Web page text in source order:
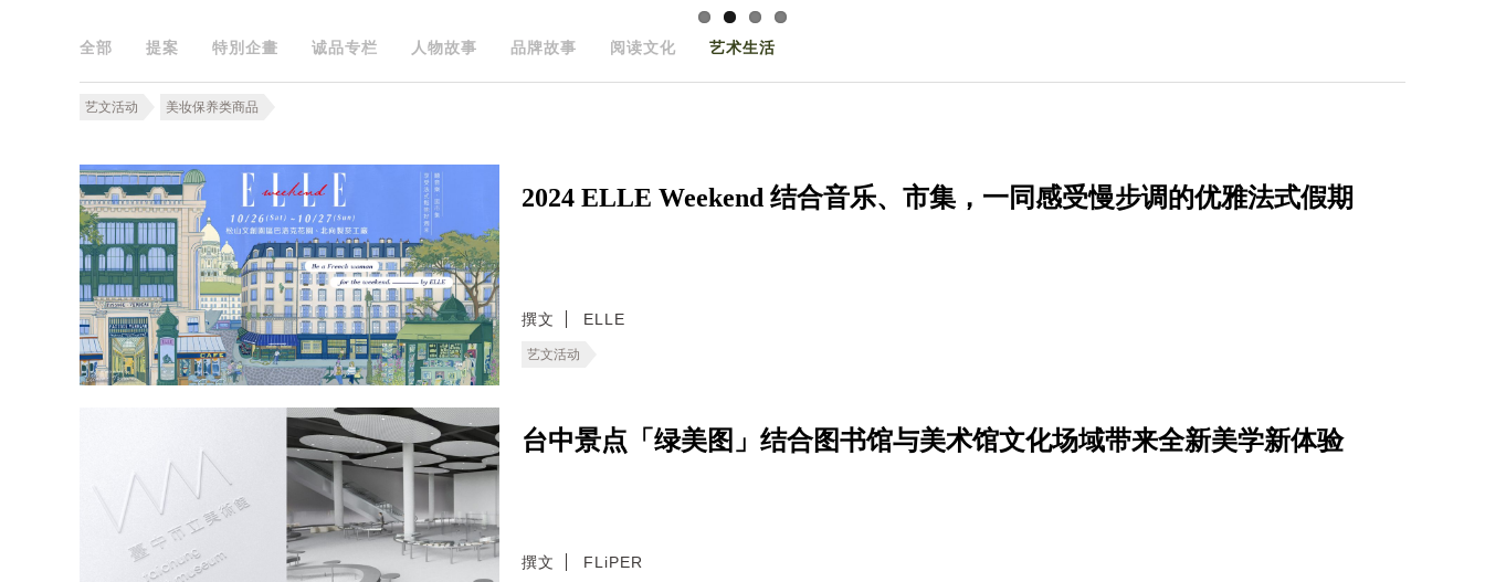
全部 提案 特別企畫 诚品专栏 人物故事 品牌故事 阅读文化 艺术生活
艺文活动 美妆保养类商品
2024 ELLE Weekend 结合音乐、市集，一同感受慢步调的优雅法式假期
撰文 ELLE
艺文活动
台中景点「绿美图」结合图书馆与美术馆文化场域带来全新美学新体验
撰文 FLiPER